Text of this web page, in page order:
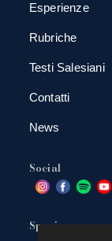
Esperienze
Rubriche
Testi Salesiani
Contatti
News
Social
Spazio app